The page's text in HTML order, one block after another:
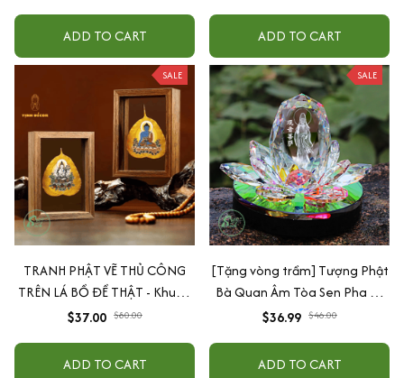
ADD TO CART ADD TO CART
SALE
TRANH PHẬT VẼ THỦ CÔNG
TRÊN LÁ BỒ ĐỀ THẬT - Khung
tranh Phật - Decor phòng thờ,
$37.00 $80.00
ADD TO CART
SALE
[Tặng vòng trầm] Tượng Phật
Bà Quan Âm Tòa Sen Pha Lê
Trang Trí Taplo Ô Tô, Bàn Làm
$36.99 $46.00
ADD TO CART